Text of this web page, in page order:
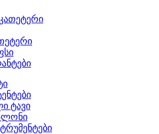
ტავი